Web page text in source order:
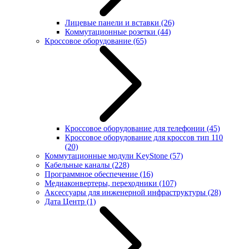
Лицевые панели и вставки (26)
Коммутационные розетки (44)
Кроссовое оборудование (65)
Кроссовое оборудование для телефонии (45)
Кроссовое оборудование для кроссов тип 110
(20)
Коммутационные модули KeyStone (57)
Кабельные каналы (228)
Программное обеспечение (16)
Медиаконвертеры, переходники (107)
Аксессуары для инженерной инфраструктуры (28)
Дата Центр (1)